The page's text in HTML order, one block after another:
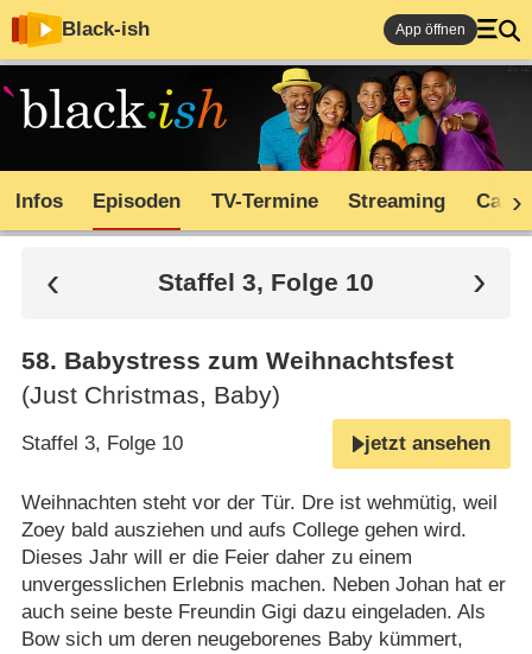
Black-ish App öffnen
Infos Episoden TV-Termine Streaming Cast
Staffel 3, Folge 10
58. Babystress zum Weihnachtsfest
(Just Christmas, Baby)
Staffel 3, Folge 10 jetzt ansehen
Weihnachten steht vor der Tür. Dre ist wehmütig, weil
Zoey bald ausziehen und aufs College gehen wird.
Dieses Jahr will er die Feier daher zu einem
unvergesslichen Erlebnis machen. Neben Johan hat er
auch seine beste Freundin Gigi dazu eingeladen. Als
Bow sich um deren neugeborenes Baby kümmert,